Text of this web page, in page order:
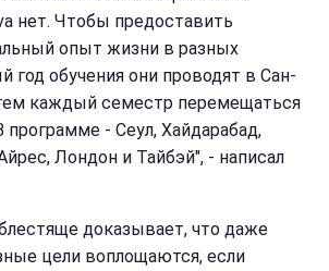
нет. Чтобы предоставить
опыт жизни в разных
год обучения они проводят в Сан-
каждый семестр перемещаться
программе - Сеул, Хайдарабад,
Лондон и Тайбэй", - написал
доказывает, что даже
цели воплощаются, если